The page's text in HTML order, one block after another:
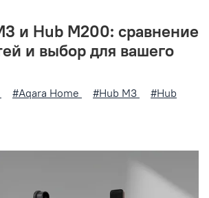
и Hub M200: сравнение
и выбор для вашего
#Aqara Home #Hub M3
#Hub